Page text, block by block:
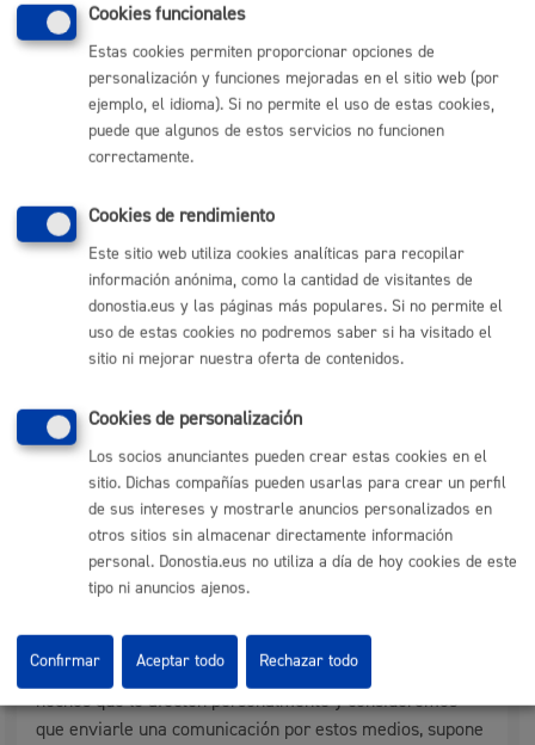
Plazo estimado:En el momento
Sentido del silencio: No procede
Responsable de la tramitación
Departamento: Dirección de Presidencia
Trámites relacionados
comunicación o escrito
Otra información de interés
Realizando la suscripción autoriza al Ayuntamiento, sus
Organismos Autónomos y Empresas Públicas, a enviarle
las temáticas que ha elegido.
En general, para comunicarle informaciones sobre
hechos que le afecten personalmente y consideremos
que enviarle una comunicación por estos medios, supone
Cookies funcionales
Estas cookies permiten proporcionar opciones de
personalización y funciones mejoradas en el sitio web (por
ejemplo, el idioma). Si no permite el uso de estas cookies,
puede que algunos de estos servicios no funcionen
correctamente.
Cookies de rendimiento
Este sitio web utiliza cookies analíticas para recopilar
información anónima, como la cantidad de visitantes de
donostia.eus y las páginas más populares. Si no permite el
uso de estas cookies no podremos saber si ha visitado el
sitio ni mejorar nuestra oferta de contenidos.
Cookies de personalización
Los socios anunciantes pueden crear estas cookies en el
sitio. Dichas compañías pueden usarlas para crear un perfil
de sus intereses y mostrarle anuncios personalizados en
otros sitios sin almacenar directamente información
personal. Donostia.eus no utiliza a día de hoy cookies de este
tipo ni anuncios ajenos.
Rechazar todo
Confirmar Aceptar todo